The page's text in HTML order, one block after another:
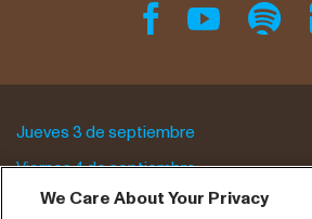
Jueves 3 de septiembre
Viernes 4 de septiembre
Sábado 5 de septiembre
We Care About Your Privacy